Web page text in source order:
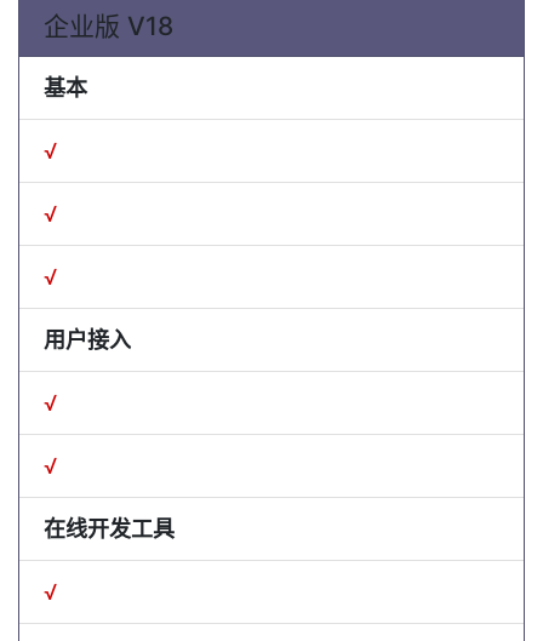
企业版 V18
基本
√
√
√
用户接入
√
√
在线开发工具
√